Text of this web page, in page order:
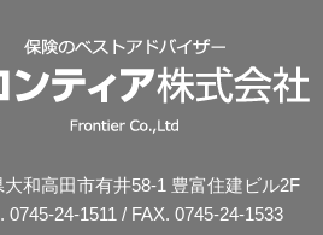
大和高田市有井58-1 豊富住建ビル2F
0745-24-1511 / FAX. 0745-24-1533